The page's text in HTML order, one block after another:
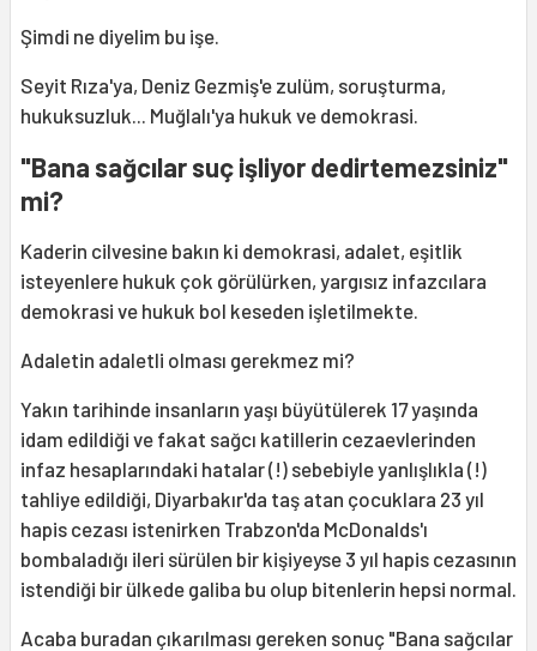
Şimdi ne diyelim bu işe.
Seyit Rıza'ya, Deniz Gezmiş'e zulüm, soruşturma,
hukuksuzluk... Muğlalı'ya hukuk ve demokrasi.
"Bana sağcılar suç işliyor dedirtemezsiniz"
mi?
Kaderin cilvesine bakın ki demokrasi, adalet, eşitlik
isteyenlere hukuk çok görülürken, yargısız infazcılara
demokrasi ve hukuk bol keseden işletilmekte.
Adaletin adaletli olması gerekmez mi?
Yakın tarihinde insanların yaşı büyütülerek 17 yaşında
idam edildiği ve fakat sağcı katillerin cezaevlerinden
infaz hesaplarındaki hatalar (!) sebebiyle yanlışlıkla (!)
tahliye edildiği, Diyarbakır'da taş atan çocuklara 23 yıl
hapis cezası istenirken Trabzon'da McDonalds'ı
bombaladığı ileri sürülen bir kişiyeyse 3 yıl hapis cezasının
istendiği bir ülkede galiba bu olup bitenlerin hepsi normal.
Acaba buradan çıkarılması gereken sonuç "Bana sağcılar